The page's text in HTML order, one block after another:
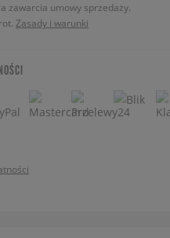
zawarcia umowy sprzedaży.
Zasady i warunki